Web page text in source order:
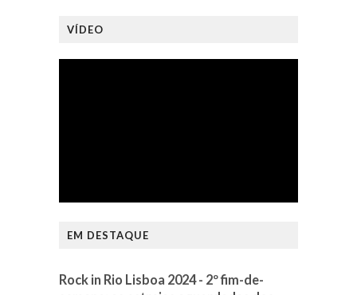
VÍDEO
EM DESTAQUE
Rock in Rio Lisboa 2024 - 2º fim-de-